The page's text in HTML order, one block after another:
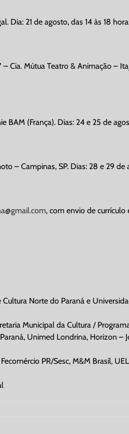
Dia: 21 de agosto, das 14 às 18
– Cia. Mútua Teatro & Animação –
BAM (França). Dias: 24 e 25 de
– Campinas, SP. Dias: 28 e 29 de
, com envio de
Norte do Paraná e
Municipal da Cultura /
Unimed Londrina, Horizon –
PR/Sesc, M&M Brasil,